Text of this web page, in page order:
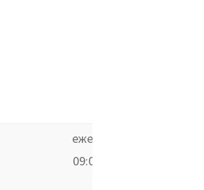
ежедневно,
09:00–20:00